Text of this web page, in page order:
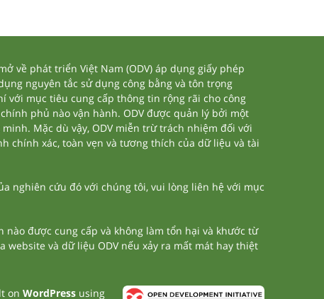
về phát triển Việt Nam (ODV) áp dụng giấy phép
nguyên tắc sử dụng công bằng và tôn trọng
với mục tiêu cung cấp thông tin rộng rãi cho công
phủ nào vận hành. ODV được quản lý bởi một
Mặc dù vậy, ODV miễn trừ trách nhiệm đối với
chính xác, toàn vẹn và tương thích của dữ liệu và tài
nghiên cứu đó với chúng tôi, vui lòng liên hệ với mục
được cung cấp và không làm tổn hại và khước từ
và dữ liệu ODV nếu xảy ra mất mát hay thiệt
on WordPressusing